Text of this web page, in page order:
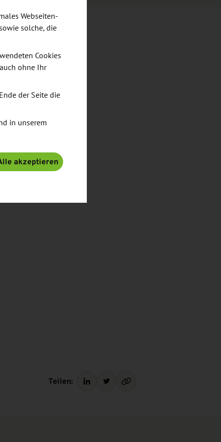
Teilen:
Webseiten-
solche, die
Cookies
ohne Ihr
der Seite die
in unserem
akzeptieren